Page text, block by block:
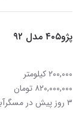
پژو۴۰۵ مدل ۹۲
۲۰۰,۰۰۰ کیلومتر
۸۲۰,۰۰۰,۰۰۰ تومان
۳ روز پیش در مسگرآباد